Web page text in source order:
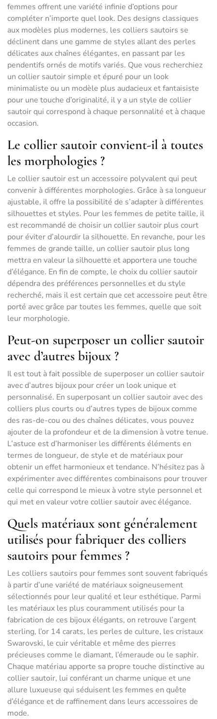
femmes offrent une variété infinie d’options pour
compléter n’importe quel look. Des designs classiques
aux modèles plus modernes, les colliers sautoirs se
déclinent dans une gamme de styles allant des perles
délicates aux chaînes élégantes, en passant par les
pendentifs ornés de motifs variés. Que vous recherchiez
un collier sautoir simple et épuré pour un look
minimaliste ou un modèle plus audacieux et fantaisiste
pour une touche d’originalité, il y a un style de collier
sautoir qui correspond à chaque personnalité et à chaque
occasion.
Le collier sautoir convient-il à toutes
les morphologies ?
Le collier sautoir est un accessoire polyvalent qui peut
convenir à différentes morphologies. Grâce à sa longueur
ajustable, il offre la possibilité de s’adapter à différentes
silhouettes et styles. Pour les femmes de petite taille, il
est recommandé de choisir un collier sautoir plus court
pour éviter d’alourdir la silhouette. En revanche, pour les
femmes de grande taille, un collier sautoir plus long
mettra en valeur la silhouette et apportera une touche
d’élégance. En fin de compte, le choix du collier sautoir
dépendra des préférences personnelles et du style
recherché, mais il est certain que cet accessoire peut être
porté avec grâce par toutes les femmes, quelle que soit
leur morphologie.
Peut-on superposer un collier sautoir
avec d’autres bijoux ?
Il est tout à fait possible de superposer un collier sautoir
avec d’autres bijoux pour créer un look unique et
personnalisé. En superposant un collier sautoir avec des
colliers plus courts ou d’autres types de bijoux comme
des ras-de-cou ou des chaînes délicates, vous pouvez
ajouter de la profondeur et de la dimension à votre tenue.
L’astuce est d’harmoniser les différents éléments en
termes de longueur, de style et de matériaux pour
obtenir un effet harmonieux et tendance. N’hésitez pas à
expérimenter avec différentes combinaisons pour trouver
celle qui correspond le mieux à votre style personnel et
qui met en valeur votre collier sautoir avec élégance.
Quels matériaux sont généralement
utilisés pour fabriquer des colliers
sautoirs pour femmes ?
Les colliers sautoirs pour femmes sont souvent fabriqués
à partir d’une variété de matériaux soigneusement
sélectionnés pour leur qualité et leur esthétique. Parmi
les matériaux les plus couramment utilisés pour la
fabrication de ces bijoux élégants, on retrouve l’argent
sterling, l’or 14 carats, les perles de culture, les cristaux
Swarovski, le cuir véritable et même des pierres
précieuses comme le diamant, l’émeraude ou le saphir.
Chaque matériau apporte sa propre touche distinctive au
collier sautoir, lui conférant un charme unique et une
allure luxueuse qui séduisent les femmes en quête
d’élégance et de raffinement dans leurs accessoires de
mode.